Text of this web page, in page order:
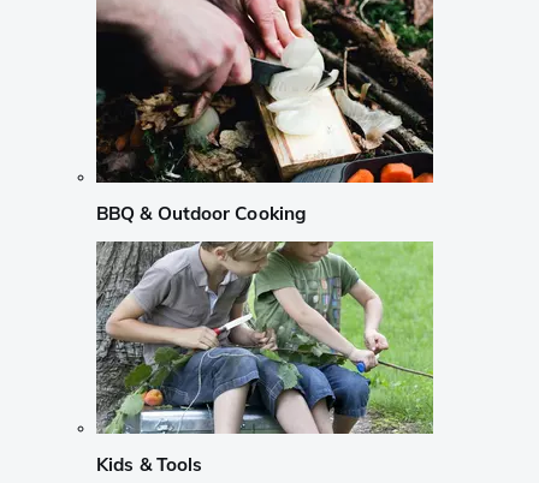
BBQ & Outdoor Cooking
Kids & Tools